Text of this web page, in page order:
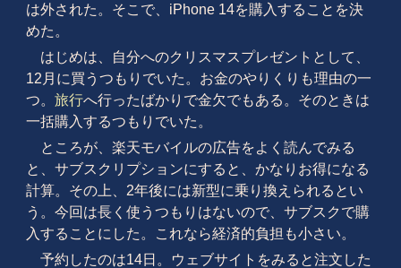
は外された。そこで、iPhone 14を購入することを決
めた。
はじめは、自分へのクリスマスプレゼントとして、
12月に買うつもりでいた。お金のやりくりも理由の一
つ。 旅行へ行ったばかりで金欠でもある。そのときは
一括購入するつもりでいた。
ところが、楽天モバイルの広告をよく読んでみる
と、サブスクリプションにすると、かなりお得になる
計算。その上、2年後には新型に乗り換えられるとい
う。今回は長く使うつもりはないので、サブスクで購
入することにした。これなら経済的負担も小さい。
予約したのは14日。ウェブサイトをみると注文した